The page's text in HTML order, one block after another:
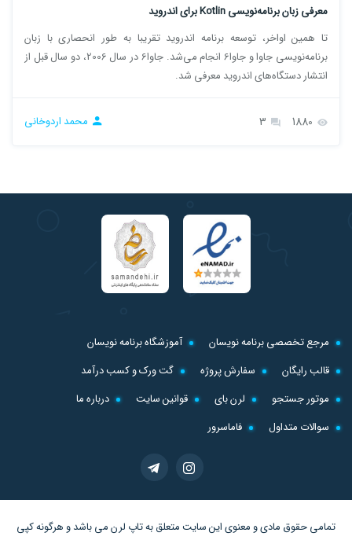
معرفی زبان برنامه‌نویسی Kotlin برای اندروید
تا همین اواخر، توسعه برنامه اندروید تقریبا به طور انحصاری با زبان
برنامه‌نویسی جاوا و جاوا6 انجام می‌شد. جاوا6 در سال 2006، دو سال قبل از
انتشار دستگاه‌های اندروید معرفی شد.
محمد اردوخانی
مرجع تخصصی برنامه نویسان
آموزشگاه برنامه نویسان
قالب رایگان
سفارش پروژه
گت ورک و کسب درآمد
موتور جستجو
لرن بای قوانین سایت
درباره ما
سوالات متداول
فاماسرور
تمامی حقوق مادی و معنوی این سایت متعلق بهتاپ لرنمی باشد و هرگونه کپی